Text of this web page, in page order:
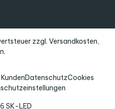
zzgl. Versandkosten,
SK-LED
DatenschutzCookies